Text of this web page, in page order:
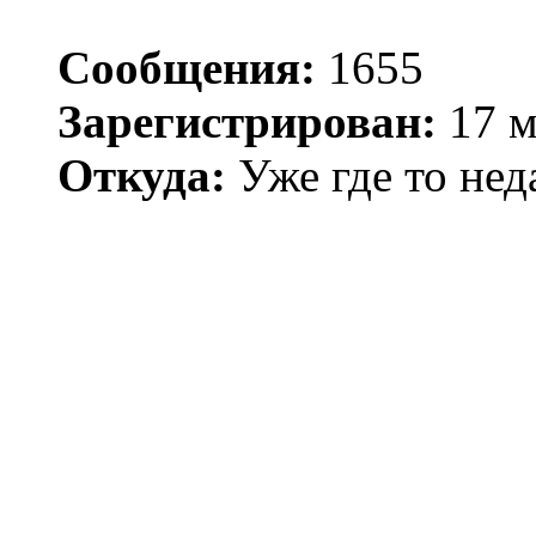
Сообщения: 1655
Зарегистрирован: 17
Откуда: Уже где то